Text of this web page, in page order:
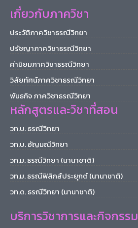
เกี่ยวกับภาควิชา
ประวัติภาควิชาธรณีวิทยา
ปรัชญาภาควิชาธรณีวิทยา
ค่านิยมภาควิชาธรณีวิทยา
วิสัยทัศน์ภาควิชาธรณีวิทยา
พันธกิจ ภาควิชาธรณีวิทยา
หลักสูตรและวิชาที่สอน
วท.บ. ธรณีวิทยา
วท.บ. อัญมณีวิทยา
วท.ม. ธรณีวิทยา (นานาชาติ)
วท.ม. ธรณีฟิสิกส์ประยุกต์ (นานาชาติ)
วท.ด. ธรณีวิทยา (นานาชาติ)
บริการวิชาการและกิจกรรม